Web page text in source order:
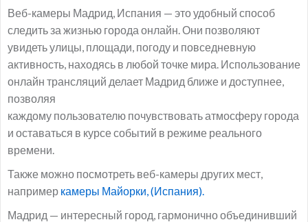
Веб-камеры Мадрид, Испания — это удобный способ
следить за жизнью города онлайн. Они позволяют
увидеть улицы, площади, погоду и повседневную
активность, находясь в любой точке мира. Использование
онлайн трансляций делает Мадрид ближе и доступнее,
позволяя
каждому пользователю почувствовать атмосферу города
и оставаться в курсе событий в режиме реального
времени.
Также можно посмотреть веб-камеры других мест,
например камеры Майорки, (Испания).
Мадрид — интересный город, гармонично объединивший